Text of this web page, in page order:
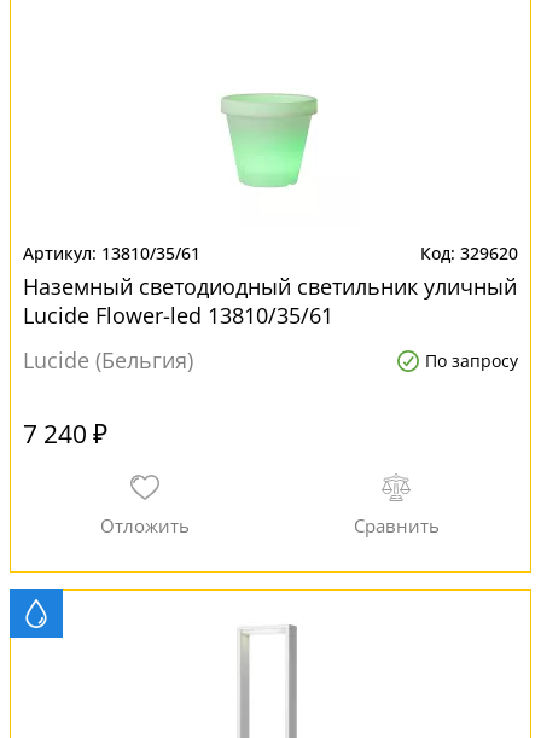
13810/35/61 329620
Наземный светодиодный светильник уличный
Lucide Flower-led 13810/35/61
Lucide (Бельгия)
По запросу
7 240 ₽